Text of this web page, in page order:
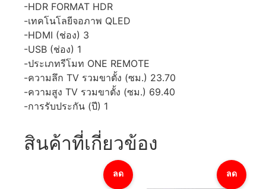
-HDR FORMAT HDR
-เทคโนโลยีจอภาพ QLED
-HDMI (ช่อง) 3
-USB (ช่อง) 1
-ประเภทรีโมท ONE REMOTE
-ความลึก TV รวมขาตั้ง (ซม.) 23.70
-ความสูง TV รวมขาตั้ง (ซม.) 69.40
-การรับประกัน (ปี) 1
สินค้าที่เกี่ยวข้อง
ลด ลด